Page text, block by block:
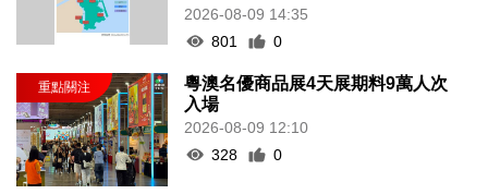
2026-08-09 14:35
801
0
粵澳名優商品展4天展期料9萬人次
入場
2026-08-09 12:10
328
0